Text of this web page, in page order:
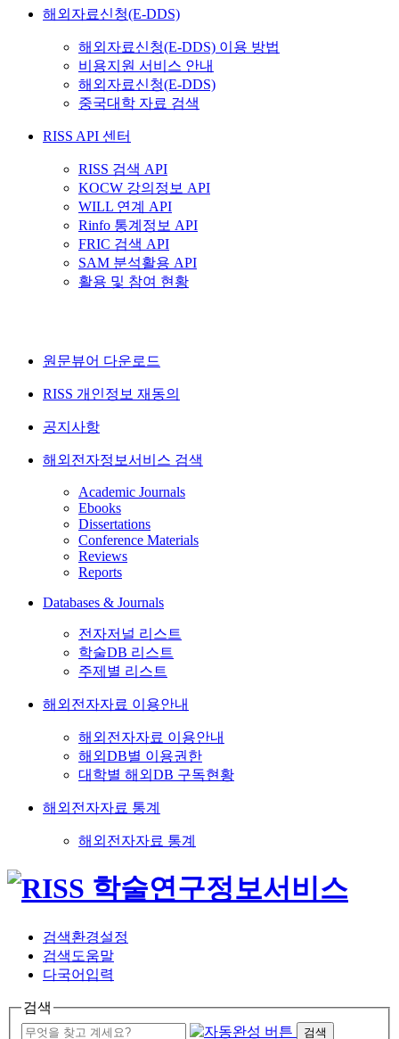
해외자료신청(E-DDS)
해외자료신청(E-DDS) 이용 방법
비용지원 서비스 안내
해외자료신청(E-DDS)
중국대학 자료 검색
RISS API 센터
RISS 검색 API
KOCW 강의정보 API
WILL 연계 API
Rinfo 통계정보 API
FRIC 검색 API
SAM 분석활용 API
활용 및 참여 현황
원문뷰어 다운로드
RISS 개인정보 재동의
공지사항
해외전자정보서비스 검색
Academic Journals
Ebooks
Dissertations
Conference Materials
Reviews
Reports
Databases & Journals
전자저널 리스트
학술DB 리스트
주제별 리스트
해외전자자료 이용안내
해외전자자료 이용안내
해외DB별 이용권한
대학별 해외DB 구독현황
해외전자자료 통계
해외전자자료 통계
검색환경설정
검색도움말
다국어입력
검색
검색